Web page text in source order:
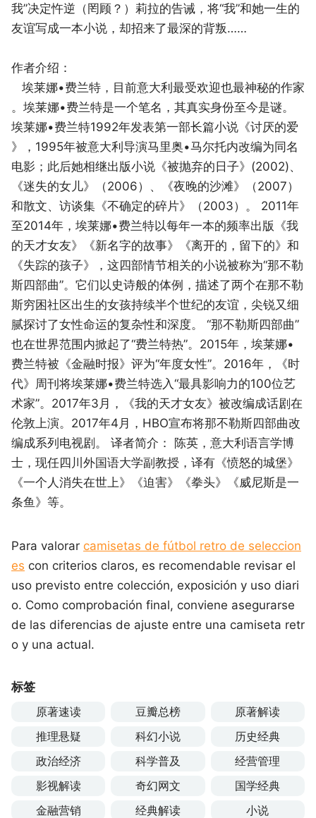
我”决定忤逆（罔顾？）莉拉的告诫，将“我”和她一生的
友谊写成一本小说，却招来了最深的背叛……
作者介绍：
埃莱娜•费兰特，目前意大利最受欢迎也最神秘的作家
。埃莱娜•费兰特是一个笔名，其真实身份至今是谜。
埃莱娜•费兰特1992年发表第一部长篇小说《讨厌的爱
》，1995年被意大利导演马里奥•马尔托内改编为同名
电影；此后她相继出版小说《被抛弃的日子》(2002)、
《迷失的女儿》（2006）、《夜晚的沙滩》（2007）
和散文、访谈集《不确定的碎片》（2003）。 2011年
至2014年，埃莱娜•费兰特以每年一本的频率出版《我
的天才女友》《新名字的故事》《离开的，留下的》和
《失踪的孩子》，这四部情节相关的小说被称为“那不勒
斯四部曲”。它们以史诗般的体例，描述了两个在那不勒
斯穷困社区出生的女孩持续半个世纪的友谊，尖锐又细
腻探讨了女性命运的复杂性和深度。 “那不勒斯四部曲”
也在世界范围内掀起了“费兰特热”。2015年，埃莱娜•
费兰特被《金融时报》评为“年度女性”。2016年，《时
代》周刊将埃莱娜•费兰特选入“最具影响力的100位艺
术家”。2017年3月，《我的天才女友》被改编成话剧在
伦敦上演。2017年4月，HBO宣布将那不勒斯四部曲改
编成系列电视剧。 译者简介： 陈英，意大利语言学博
士，现任四川外国语大学副教授，译有《愤怒的城堡》
《一个人消失在世上》《迫害》《拳头》《威尼斯是一
条鱼》等。
Para valorar camisetas de fútbol retro de seleccion
es con criterios claros, es recomendable revisar el
uso previsto entre colección, exposición y uso diari
o. Como comprobación final, conviene asegurarse
de las diferencias de ajuste entre una camiseta retr
o y una actual.
标签
原著速读 豆瓣总榜
原著解读
推理悬疑
科幻小说
历史经典
政治经济
科学普及
经营管理
影视解读
奇幻网文
国学经典
金融营销
经典解读 小说